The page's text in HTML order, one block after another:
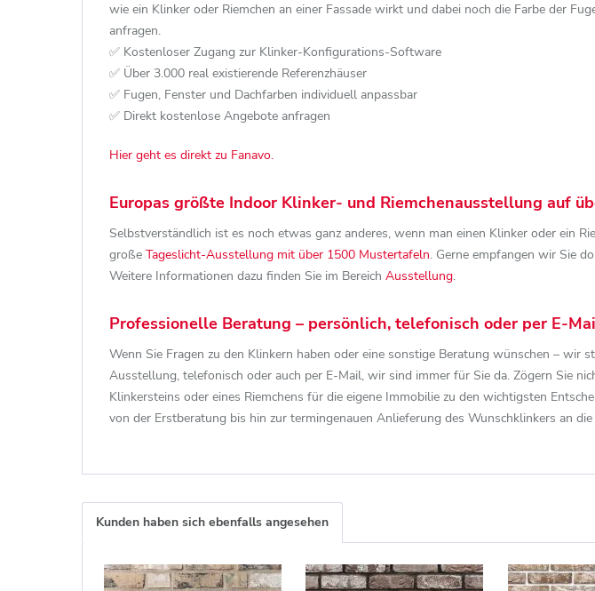
wie ein Klinker oder Riemchen an einer Fassade wirkt und dabei noch die Farbe der
anfragen.
✅ Kostenloser Zugang zur Klinker-Konfigurations-Software
✅ Über 3.000 real existierende Referenzhäuser
✅ Fugen, Fenster und Dachfarben individuell anpassbar
✅ Direkt kostenlose Angebote anfragen
Hier geht es direkt zu Fanavo.
Europas größte Indoor Klinker- und Riemchenausstellung auf
Selbstverständlich ist es noch etwas ganz anderes, wenn man einen Klinker oder ein
große Tageslicht-Ausstellung mit über 1500 Mustertafeln. Gerne empfangen wir Sie
Weitere Informationen dazu finden Sie im Bereich Ausstellung.
Professionelle Beratung – persönlich, telefonisch oder per E-
Wenn Sie Fragen zu den Klinkern haben oder eine sonstige Beratung wünschen – wir
Ausstellung, telefonisch oder auch per E-Mail, wir sind immer für Sie da. Zögern Sie
Klinkersteins oder eines Riemchens für die eigene Immobilie zu den wichtigsten
von der Erstberatung bis hin zur termingenauen Anlieferung des Wunschklinkers an
Kunden haben sich ebenfalls angesehen